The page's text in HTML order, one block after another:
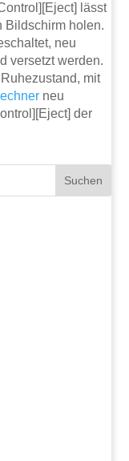
lässt
Bildschirm holen.
neu
versetzt werden.
mit
neu
der